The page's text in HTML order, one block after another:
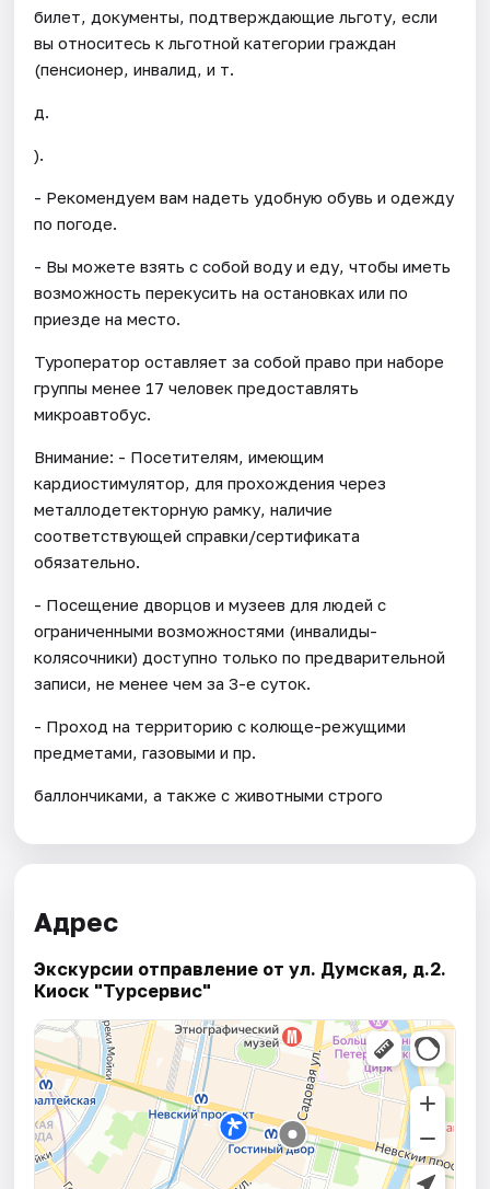
билет, документы, подтверждающие льготу, если
вы относитесь к льготной категории граждан
(пенсионер, инвалид, и т.
д.
).
- Рекомендуем вам надеть удобную обувь и одежду
по погоде.
- Вы можете взять с собой воду и еду, чтобы иметь
возможность перекусить на остановках или по
приезде на место.
Туроператор оставляет за собой право при наборе
группы менее 17 человек предоставлять
микроавтобус.
Внимание: - Посетителям, имеющим
кардиостимулятор, для прохождения через
металлодетекторную рамку, наличие
соответствующей справки/сертификата
обязательно.
- Посещение дворцов и музеев для людей с
ограниченными возможностями (инвалиды-
колясочники) доступно только по предварительной
записи, не менее чем за 3-е суток.
- Проход на территорию с колюще-режущими
предметами, газовыми и пр.
баллончиками, а также с животными строго
Адрес
Экскурсии отправление от ул. Думская, д.2.
Киоск "Турсервис"